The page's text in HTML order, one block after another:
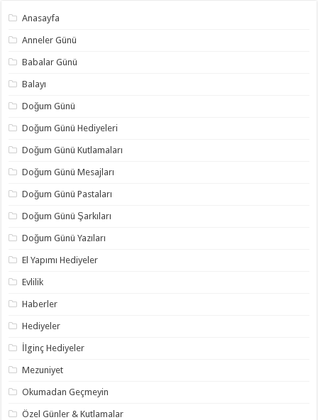
Anasayfa
Anneler Günü
Babalar Günü
Balayı
Doğum Günü
Doğum Günü Hediyeleri
Doğum Günü Kutlamaları
Doğum Günü Mesajları
Doğum Günü Pastaları
Doğum Günü Şarkıları
Doğum Günü Yazıları
El Yapımı Hediyeler
Evlilik
Haberler
Hediyeler
İlginç Hediyeler
Mezuniyet
Okumadan Geçmeyin
Özel Günler & Kutlamalar